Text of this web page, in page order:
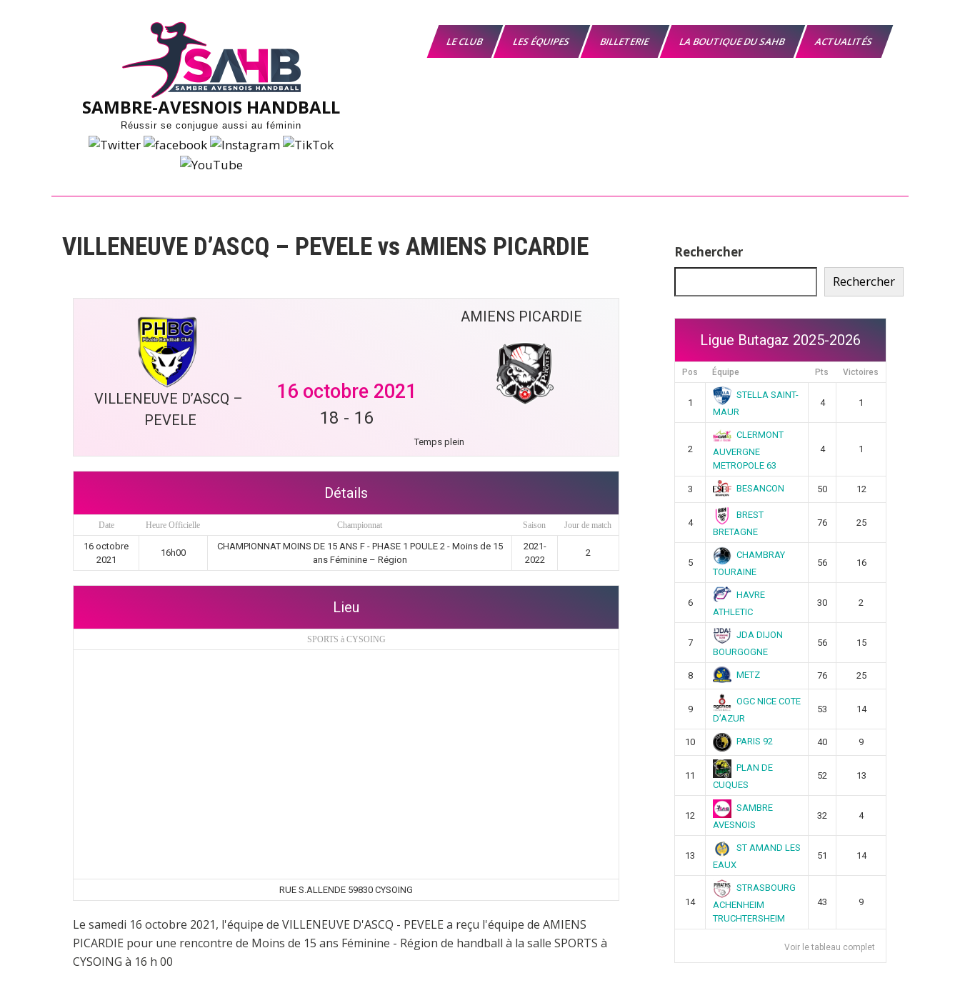
SAMBRE-AVESNOIS HANDBALL
Réussir se conjugue aussi au féminin
LE CLUB LES ÉQUIPES BILLETERIE LA BOUTIQUE DU SAHB ACTUALITÉS
VILLENEUVE D’ASCQ – PEVELE vs AMIENS PICARDIE
VILLENEUVE D’ASCQ –
PEVELE
AMIENS PICARDIE
16 octobre 2021
18 - 16
Temps plein
Détails
Date Heure Officielle Championnat Saison Jour de match
16 octobre
2021
16h00
CHAMPIONNAT MOINS DE 15 ANS F - PHASE 1 POULE 2 - Moins de 15
ans Féminine – Région
2021-
2022
2
Lieu
SPORTS à CYSOING
RUE S.ALLENDE 59830 CYSOING
Le samedi 16 octobre 2021, l'équipe de VILLENEUVE D'ASCQ - PEVELE a reçu l'équipe de AMIENS
PICARDIE pour une rencontre de Moins de 15 ans Féminine - Région de handball à la salle SPORTS à
CYSOING à 16 h 00
Rechercher
Rechercher
Ligue Butagaz 2025-2026
Pos Équipe Pts Victoires
1
STELLA SAINT-
MAUR
4 1
2
CLERMONT
AUVERGNE
METROPOLE 63
4 1
3 BESANCON 50 12
4
BREST
BRETAGNE
76 25
5
CHAMBRAY
TOURAINE
56 16
6
HAVRE
ATHLETIC
30 2
7
JDA DIJON
BOURGOGNE
56 15
8 METZ 76 25
9
OGC NICE COTE
D’AZUR
53 14
10 PARIS 92 40 9
11
PLAN DE
CUQUES
52 13
12
SAMBRE
AVESNOIS
32 4
13
ST AMAND LES
EAUX
51 14
14
STRASBOURG
ACHENHEIM
TRUCHTERSHEIM
43 9
Voir le tableau complet